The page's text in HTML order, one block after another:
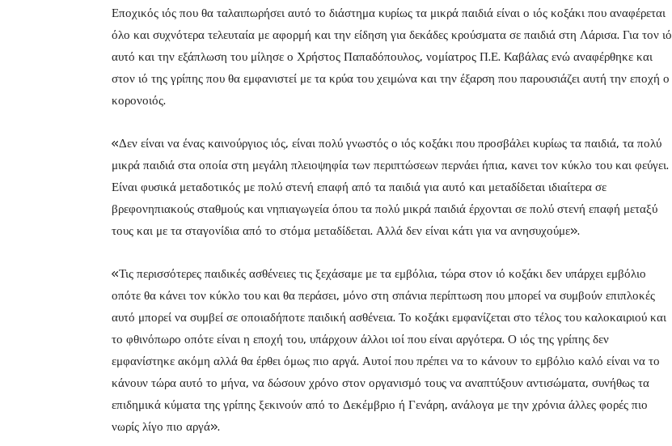
Εποχικός ιός που θα ταλαιπωρήσει αυτό το διάστημα κυρίως τα μικρά παιδιά είναι ο ιός κοξάκι που αναφέρεται
όλο και συχνότερα τελευταία με αφορμή και την είδηση για δεκάδες κρούσματα σε παιδιά στη Λάρισα. Για τον ιό
αυτό και την εξάπλωση του μίλησε ο Χρήστος Παπαδόπουλος, νομίατρος Π.Ε. Καβάλας ενώ αναφέρθηκε και
στον ιό της γρίπης που θα εμφανιστεί με τα κρύα του χειμώνα και την έξαρση που παρουσιάζει αυτή την εποχή ο
κορονοιός.
«Δεν είναι να ένας καινούργιος ιός, είναι πολύ γνωστός ο ιός κοξάκι που προσβάλει κυρίως τα παιδιά, τα πολύ
μικρά παιδιά στα οποία στη μεγάλη πλειοψηφία των περιπτώσεων περνάει ήπια, κανει τον κύκλο του και φεύγει.
Είναι φυσικά μεταδοτικός με πολύ στενή επαφή από τα παιδιά για αυτό και μεταδίδεται ιδιαίτερα σε
βρεφονηπιακούς σταθμούς και νηπιαγωγεία όπου τα πολύ μικρά παιδιά έρχονται σε πολύ στενή επαφή μεταξύ
τους και με τα σταγονίδια από το στόμα μεταδίδεται. Αλλά δεν είναι κάτι για να ανησυχούμε».
«Τις περισσότερες παιδικές ασθένειες τις ξεχάσαμε με τα εμβόλια, τώρα στον ιό κοξάκι δεν υπάρχει εμβόλιο
οπότε θα κάνει τον κύκλο του και θα περάσει, μόνο στη σπάνια περίπτωση που μπορεί να συμβούν επιπλοκές
αυτό μπορεί να συμβεί σε οποιαδήποτε παιδική ασθένεια. Το κοξάκι εμφανίζεται στο τέλος του καλοκαιριού και
το φθινόπωρο οπότε είναι η εποχή του, υπάρχουν άλλοι ιοί που είναι αργότερα. Ο ιός της γρίπης δεν
εμφανίστηκε ακόμη αλλά θα έρθει όμως πιο αργά. Αυτοί που πρέπει να το κάνουν το εμβόλιο καλό είναι να το
κάνουν τώρα αυτό το μήνα, να δώσουν χρόνο στον οργανισμό τους να αναπτύξουν αντισώματα, συνήθως τα
επιδημικά κύματα της γρίπης ξεκινούν από το Δεκέμβριο ή Γενάρη, ανάλογα με την χρόνια άλλες φορές πιο
νωρίς λίγο πιο αργά».